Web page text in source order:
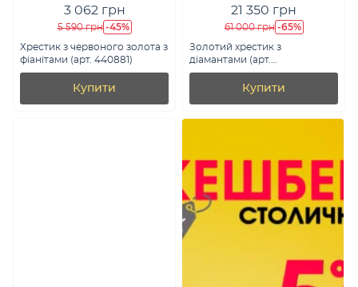
3 062 грн
5 590 грн -45%
Хрестик з червоного золота з
фіанітами (арт. 440881)
Купити
21 350 грн
61 000 грн -65%
Золотий хрестик з
діамантами (арт.
П011272030б)
Купити